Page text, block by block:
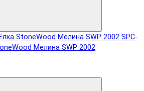
SPC-
Мелина SWP 2002